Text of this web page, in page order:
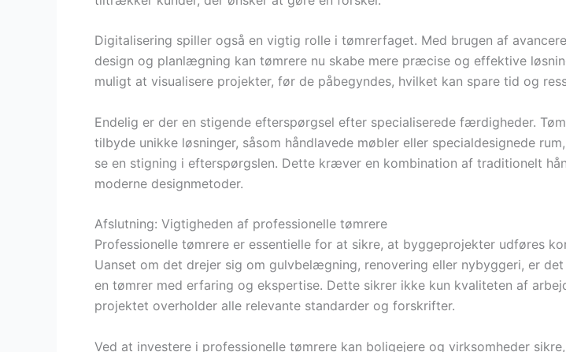
Digitalisering spiller også en vigtig rolle i tømrerfaget. Med brugen af
design og planlægning kan tømrere nu skabe mere præcise og effektive
muligt at visualisere projekter, før de påbegyndes, hvilket kan spare tid og
Endelig er der en stigende efterspørgsel efter specialiserede færdigheder.
tilbyde unikke løsninger, såsom håndlavede møbler eller specialdesignede
se en stigning i efterspørgslen. Dette kræver en kombination af traditionelt
moderne designmetoder.
Afslutning: Vigtigheden af professionelle tømrere
Professionelle tømrere er essentielle for at sikre, at byggeprojekter udføres
Uanset om det drejer sig om gulvbelægning, renovering eller nybyggeri, er
en tømrer med erfaring og ekspertise. Dette sikrer ikke kun kvaliteten af
projektet overholder alle relevante standarder og forskrifter.
Ved at investere i professionelle tømrere kan boligejere og virksomheder